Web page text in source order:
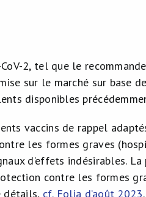
2, tel que le
sur le marché sur base
disponibles
vaccins de rappel
les formes graves
d’effets indésirables.
contre les formes
détails, cf. Folia d’août 2023.